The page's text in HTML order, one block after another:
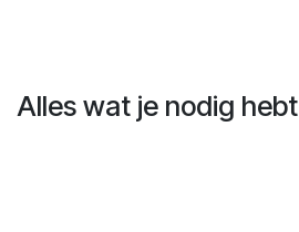
Alles wat je nodig hebt